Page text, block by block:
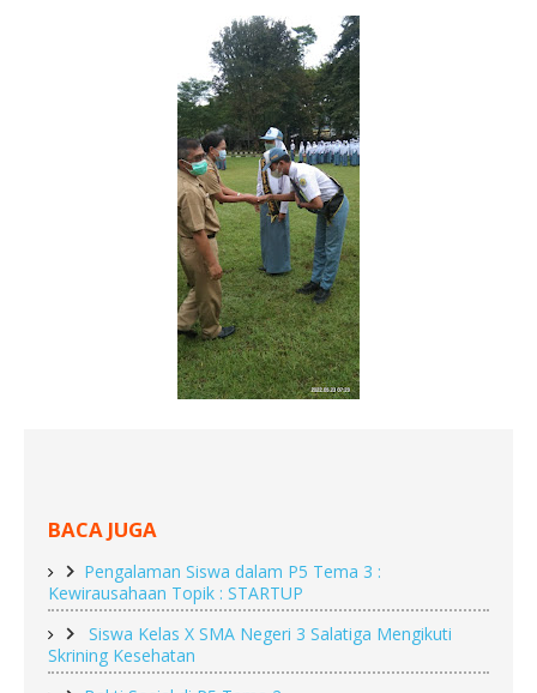
BACA JUGA
Pengalaman Siswa dalam P5 Tema 3 :
Kewirausahaan Topik : STARTUP
Siswa Kelas X SMA Negeri 3 Salatiga Mengikuti
Skrining Kesehatan